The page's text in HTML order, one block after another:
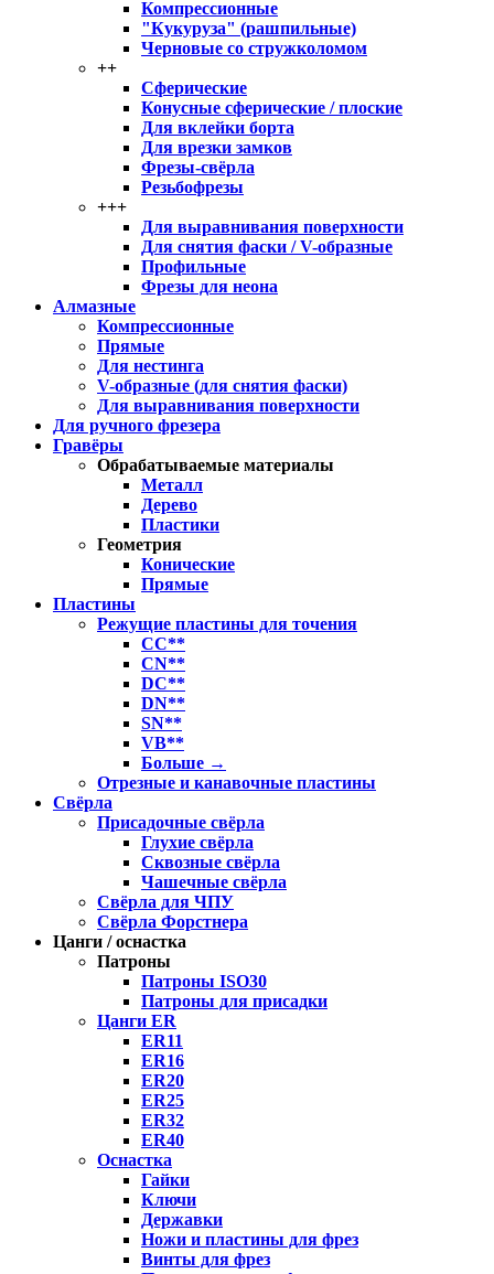
Компрессионные
"Кукуруза" (рашпильные)
Черновые со стружколомом
++
Сферические
Конусные сферические / плоские
Для вклейки борта
Для врезки замков
Фрезы-свёрла
Резьбофрезы
+++
Для выравнивания поверхности
Для снятия фаски / V-образные
Профильные
Фрезы для неона
Алмазные
Компрессионные
Прямые
Для нестинга
V-образные (для снятия фаски)
Для выравнивания поверхности
Для ручного фрезера
Гравёры
Обрабатываемые материалы
Металл
Дерево
Пластики
Геометрия
Конические
Прямые
Пластины
Режущие пластины для точения
CC**
CN**
DC**
DN**
SN**
VB**
Больше →
Отрезные и канавочные пластины
Свёрла
Присадочные свёрла
Глухие свёрла
Сквозные свёрла
Чашечные свёрла
Свёрла для ЧПУ
Свёрла Форстнера
Цанги / оснастка
Патроны
Патроны ISO30
Патроны для присадки
Цанги ER
ER11
ER16
ER20
ER25
ER32
ER40
Оснастка
Гайки
Ключи
Державки
Ножи и пластины для фрез
Винты для фрез